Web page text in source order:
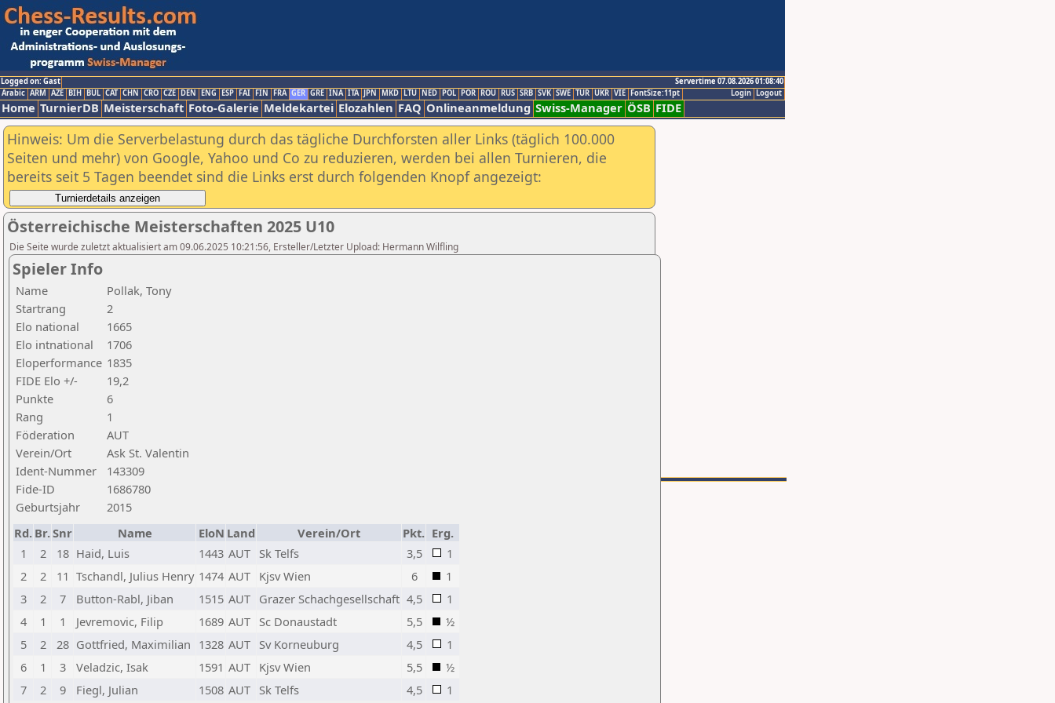
Logged on: Gast
Servertime 07.08.2026 01:08:40
Logout
Login
Arabic ARM AZE BIH BUL CAT CHN CRO CZE DEN ENG ESP FAI FIN FRA GER GRE INA ITA JPN MKD LTU NED POL POR ROU RUS SRB SVK SWE TUR UKR VIE FontSize:11pt
Home TurnierDB Meisterschaft Foto-Galerie Meldekartei Elozahlen FAQ Onlineanmeldung Swiss-Manager ÖSB FIDE
Hinweis: Um die Serverbelastung durch das tägliche Durchforsten aller Links (täglich 100.000
Seiten und mehr) von Google, Yahoo und Co zu reduzieren, werden bei allen Turnieren, die
bereits seit 5 Tagen beendet sind die Links erst durch folgenden Knopf angezeigt:
Österreichische Meisterschaften 2025 U10
Die Seite wurde zuletzt aktualisiert am 09.06.2025 10:21:56, Ersteller/Letzter Upload: Hermann Wilfling
Spieler Info
Name
Pollak, Tony
Startrang
2
Elo national
1665
Elo intnational
1706
Eloperformance 1835
FIDE Elo +/-
19,2
Punkte
6
Rang
1
Föderation
AUT
Verein/Ort
Ask St. Valentin
Ident-Nummer
143309
Fide-ID
1686780
Geburtsjahr
2015
Rd. Br.Snr Name EloN Land Verein/Ort Pkt. Erg.
1
2 18 Haid, Luis 1443 AUT Sk Telfs 3,5
1
2
2 11 Tschandl, Julius Henry 1474 AUT Kjsv Wien 6
1
3
2 7 Button-Rabl, Jiban 1515 AUT Grazer Schachgesellschaft 4,5
1
4
1 1 Jevremovic, Filip 1689 AUT Sc Donaustadt 5,5
½
5
2 28 Gottfried, Maximilian 1328 AUT Sv Korneuburg 4,5
1
6
1 3 Veladzic, Isak 1591 AUT Kjsv Wien 5,5
½
7
2 9 Fiegl, Julian 1508 AUT Sk Telfs 4,5
1